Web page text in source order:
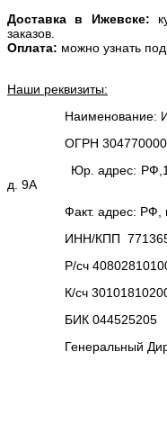
Доставка в Ижевске:
заказов.
Оплата: можно узнать
Наши реквизиты:
Наименование: ИП
ОГРН
Юр. адрес:
д. 9А
Факт. адрес: РФ, г.
ИНН/КПП
Р/сч
К/сч
БИК 044525205
Генеральный